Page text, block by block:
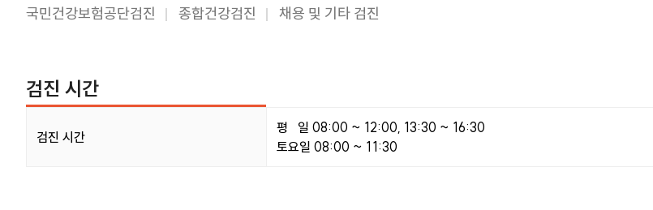
국민건강보험공단검진 종합건강검진 채용 및 기타 검진
검진 시간
검진 시간
평 일 08:00 ~ 12:00, 13:30 ~ 16:30
토요일 08:00 ~ 11:30